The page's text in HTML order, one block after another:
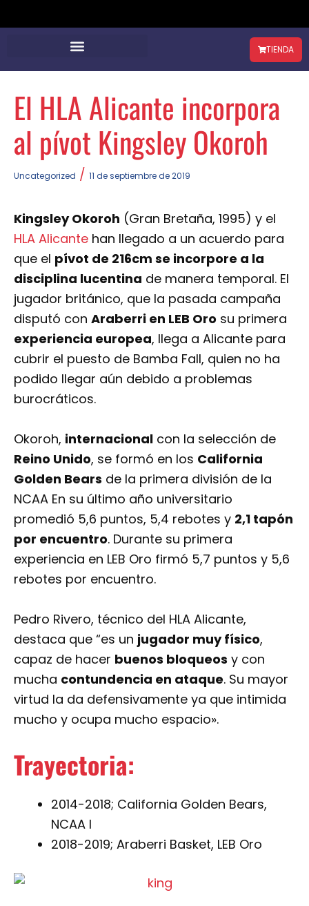
TIENDA
El HLA Alicante incorpora
al pívot Kingsley Okoroh
Uncategorized / 11 de septiembre de 2019
Kingsley Okoroh (Gran Bretaña, 1995) y el
HLA Alicante han llegado a un acuerdo para
que el pívot de 216cm se incorpore a la
disciplina lucentina de manera temporal. El
jugador británico, que la pasada campaña
disputó con Araberri en LEB Oro su primera
experiencia europea, llega a Alicante para
cubrir el puesto de Bamba Fall, quien no ha
podido llegar aún debido a problemas
burocráticos.
Okoroh, internacional con la selección de
Reino Unido, se formó en los California
Golden Bears de la primera división de la
NCAA En su último año universitario
promedió 5,6 puntos, 5,4 rebotes y 2,1 tapón
por encuentro. Durante su primera
experiencia en LEB Oro firmó 5,7 puntos y 5,6
rebotes por encuentro.
Pedro Rivero, técnico del HLA Alicante,
destaca que “es un jugador muy físico,
capaz de hacer buenos bloqueos y con
mucha contundencia en ataque. Su mayor
virtud la da defensivamente ya que intimida
mucho y ocupa mucho espacio».
Trayectoria:
2014-2018; California Golden Bears,
NCAA I
2018-2019; Araberri Basket, LEB Oro